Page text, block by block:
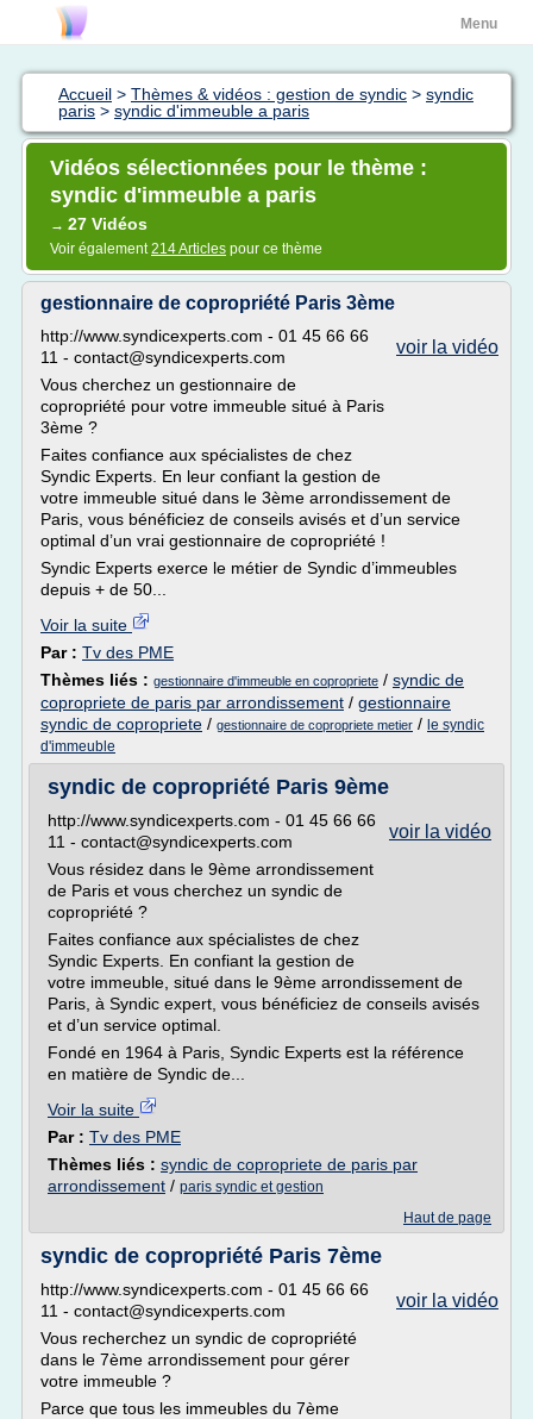
Menu
Accueil > Thèmes & vidéos : gestion de syndic > syndic
paris > syndic d'immeuble a paris
Vidéos sélectionnées pour le thème :
syndic d'immeuble a paris
→ 27 Vidéos
Voir également214 Articles pour ce thème
gestionnaire de copropriété Paris 3ème
voir la vidéo
http://www.syndicexperts.com - 01 45 66 66
11 - contact@syndicexperts.com
Vous cherchez un gestionnaire de
copropriété pour votre immeuble situé à Paris
3ème ?
Faites confiance aux spécialistes de chez
Syndic Experts. En leur confiant la gestion de
votre immeuble situé dans le 3ème arrondissement de
Paris, vous bénéficiez de conseils avisés et d’un service
optimal d’un vrai gestionnaire de copropriété !
Syndic Experts exerce le métier de Syndic d’immeubles
depuis + de 50...
Voir la suite
Par : Tv des PME
Thèmes liés : gestionnaire d'immeuble en copropriete / syndic de
copropriete de paris par arrondissement / gestionnaire
syndic de copropriete / gestionnaire de copropriete metier / le syndic
d'immeuble
syndic de copropriété Paris 9ème
voir la vidéo
http://www.syndicexperts.com - 01 45 66 66
11 - contact@syndicexperts.com
Vous résidez dans le 9ème arrondissement
de Paris et vous cherchez un syndic de
copropriété ?
Faites confiance aux spécialistes de chez
Syndic Experts. En confiant la gestion de
votre immeuble, situé dans le 9ème arrondissement de
Paris, à Syndic expert, vous bénéficiez de conseils avisés
et d’un service optimal.
Fondé en 1964 à Paris, Syndic Experts est la référence
en matière de Syndic de...
Voir la suite
Par : Tv des PME
Thèmes liés : syndic de copropriete de paris par
arrondissement / paris syndic et gestion
Haut de page
syndic de copropriété Paris 7ème
voir la vidéo
http://www.syndicexperts.com - 01 45 66 66
11 - contact@syndicexperts.com
Vous recherchez un syndic de copropriété
dans le 7ème arrondissement pour gérer
votre immeuble ?
Parce que tous les immeubles du 7ème